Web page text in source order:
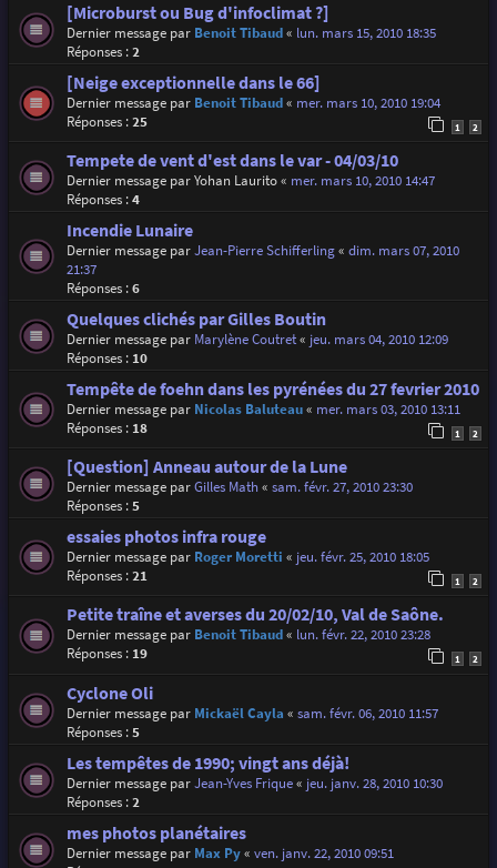
[Microburst ou Bug d'infoclimat ?]
Dernier message par Benoit Tibaud« lun. mars 15, 2010 18:35
Réponses :2
[Neige exceptionnelle dans le 66]
Dernier message par Benoit Tibaud« mer. mars 10, 2010 19:04
Réponses :25 1 2
Tempete de vent d'est dans le var - 04/03/10
Dernier message parYohan Laurito« mer. mars 10, 2010 14:47
Réponses :4
Incendie Lunaire
Dernier message parJean-Pierre Schifferling« dim. mars 07, 2010
21:37
Réponses :6
Quelques clichés par Gilles Boutin
Dernier message par Marylène Coutret« jeu. mars 04, 2010 12:09
Réponses : 10
Tempête de foehn dans les pyrénées du 27 fevrier 2010
Dernier message par Nicolas Baluteau« mer. mars 03, 2010 13:11
Réponses : 18 1 2
[Question] Anneau autour de la Lune
Dernier message parGilles Math« sam. févr. 27, 2010 23:30
Réponses :5
essaies photos infra rouge
Dernier message par Roger Moretti « jeu. févr. 25, 2010 18:05
Réponses :21 1 2
Petite traîne et averses du 20/02/10, Val de Saône.
Dernier message par Benoit Tibaud« lun. févr. 22, 2010 23:28
Réponses : 19 1 2
Cyclone Oli
Dernier message par Mickaël Cayla « sam. févr. 06, 2010 11:57
Réponses :5
Les tempêtes de 1990; vingt ans déjà!
Dernier message parJean-Yves Frique« jeu. janv. 28, 2010 10:30
Réponses :2
mes photos planétaires
Dernier message par Max Py« ven. janv. 22, 2010 09:51